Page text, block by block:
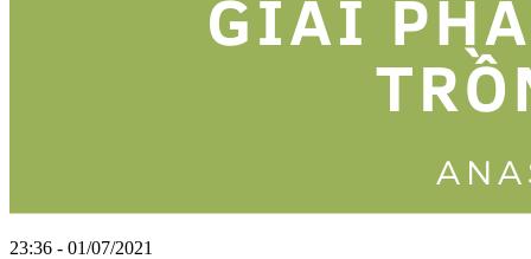
23:36 - 01/07/2021